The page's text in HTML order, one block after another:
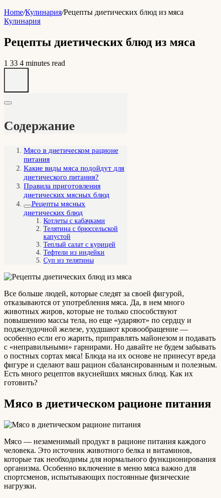
Home/Кулинария/Рецепты диетических блюд из мяса
Кулинария
Рецепты диетических блюд из мяса
1 33 4 minutes read
Содержание
Мясо в диетическом рационе
питания
Какие виды мяса подойдут для
диетического питания?
Правила приготовления
диетических мясных блюд
Рецепты мясных
диетических блюд
Котлеты с кабачками
Телятина с брюссельской
капустой
Теплый салат с курицей
Тефтели из индейки
Суп из телятины
Все больше людей, которые следят за своей фигурой,
отказываются от употребления мяса. Да, в нем много
животных жиров, которые не только способствуют
повышению массы тела, но еще «ударяют» по сердцу и
поджелудочной железе, ухудшают кровообращение —
особенно если его жарить, приправлять майонезом и подавать
с «неправильными» гарнирами. Но давайте не будем забывать
о постных сортах мяса! Блюда на их основе не принесут вреда
фигуре и сделают ваш рацион сбалансированным и полезным.
Есть много рецептов вкуснейших мясных блюд. Как их
готовить?
Мясо в диетическом рационе питания
Мясо — незаменимый продукт в рационе питания каждого
человека. Это источник животного белка и витаминов,
которые так необходимы для нормального функционирования
организма. Особенно включение в меню мяса важно для
спортсменов, испытывающих постоянные физические
нагрузки.